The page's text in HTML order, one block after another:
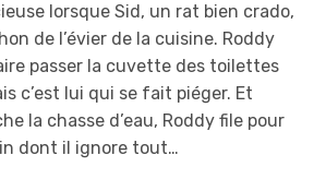
lorsque Sid, un rat bien crado,
de l’évier de la cuisine. Roddy
passer la cuvette des toilettes
c’est lui qui se fait piéger. Et
la chasse d’eau, Roddy file pour
dont il ignore tout…